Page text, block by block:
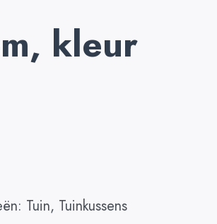
kleur
Tuin, Tuinkussens